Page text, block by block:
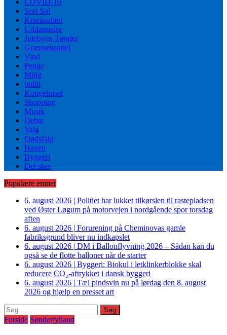
Sort Sol
Kriminalitet
Uddannelse
Julebyen Tønder
Grænsehandel
Vind
Penge
Miljø
politi
Kongehuset
Shopping
Musik
Debat
Valg
Dødsfald
Haven
Byggeri
Det sker
Populære emner
6. august 2026 | Politiet har lukket tilkørslen til rastepladsen
ved Øster Løgum på motorvejen i nordgående spor torsdag
aften
6. august 2026 | Forurening på Cheminovas gamle
fabriksgrund bliver nu indkapslet
6. august 2026 | DM i Ballonflyvning 2026 – Sådan kan du
også se de flotte balloner når de starter
6. august 2026 | Byggeri: Biokul i letklinkerblokke skal
reducere CO₂-aftrykket i dansk byggeri
6. august 2026 | Tæl pindsvin nu på lørdag den 8. august
2026 og hjælp en presset art
Søg
efter:
Forside Sønderjylland